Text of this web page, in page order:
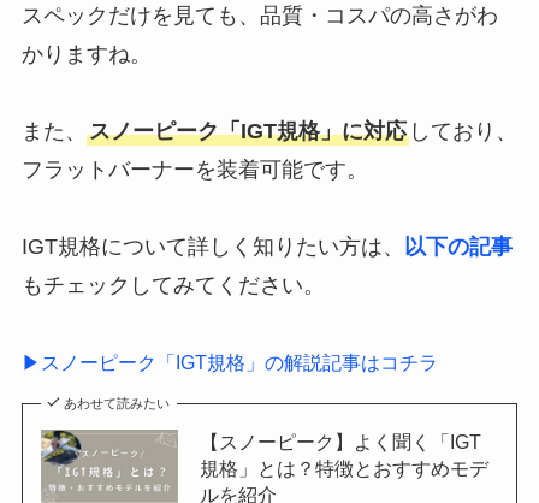
スペックだけを見ても、品質・コスパの高さがわ
かりますね。
また、 スノーピーク「IGT規格」に対応しており、
フラットバーナーを装着可能です。
IGT規格について詳しく知りたい方は、
以下の記事
もチェックしてみてください。
▶スノーピーク「IGT規格」の解説記事はコチラ
あわせて読みたい
【スノーピーク】よく聞く「IGT
規格」とは？特徴とおすすめモデ
ルを紹介